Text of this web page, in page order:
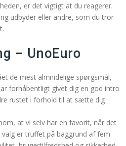
er det vigtigt at du reagerer.
udbyder eller andre, som du tror
– UnoEuro
de mest almindelige spørgsmål,
forhåbentligt givet dig en god intro
rustet i forhold til at sætte dig
at vi selv har en favorit, når det
er truffet på baggrund af fem